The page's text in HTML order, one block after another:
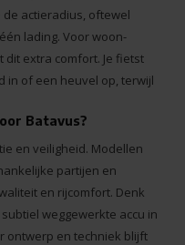
actieradius, oftewel
lading. Voor woon-
extra comfort. Je fietst
in of een heuvel op, terwijl
Batavus?
en veiligheid. Modellen
partijen en
en rijcomfort. Denk
weggewerkte accu in
ontwerp en techniek blijft